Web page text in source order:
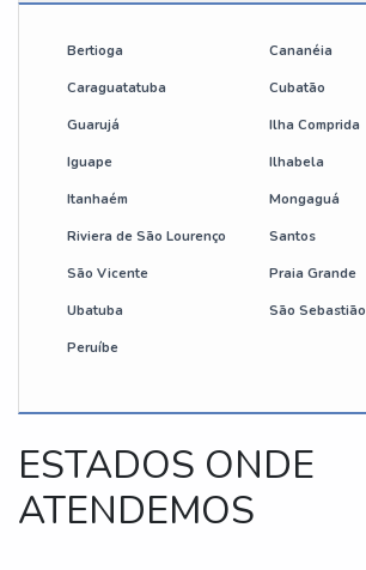
Bertioga Cananéia
Caraguatatuba Cubatão
Guarujá Ilha Comprida
Iguape Ilhabela
Itanhaém Mongaguá
Riviera de São Lourenço Santos
São Vicente Praia Grande
Ubatuba São Sebastião
Peruíbe
ESTADOS ONDE
ATENDEMOS